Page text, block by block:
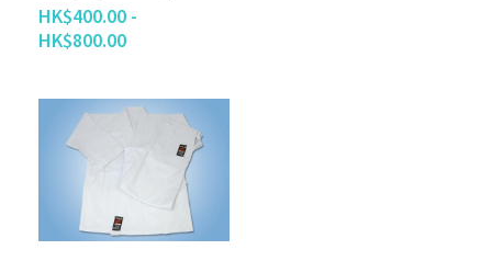
HK$400.00 -
HK$800.00